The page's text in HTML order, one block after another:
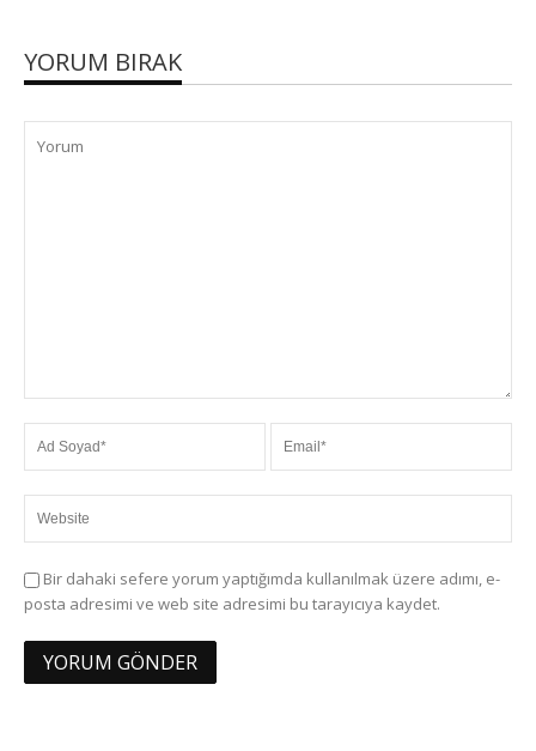
YORUM BIRAK
Bir dahaki sefere yorum yaptığımda kullanılmak üzere adımı, e-
posta adresimi ve web site adresimi bu tarayıcıya kaydet.